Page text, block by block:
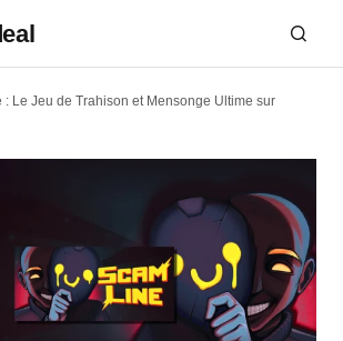
: Le Jeu de Trahison et Mensonge Ultime sur